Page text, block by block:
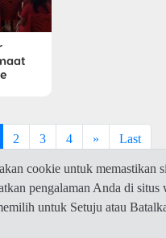
2 3 4 » Last
cookie untuk memastikan
pengalaman Anda di
untuk Setuju atau
-Privacy